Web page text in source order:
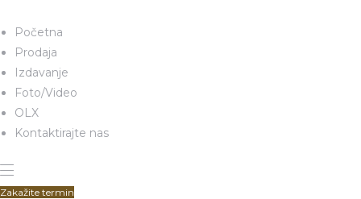
Početna
Prodaja
Izdavanje
Foto/Video
OLX
Kontaktirajte nas
Zakažite termin